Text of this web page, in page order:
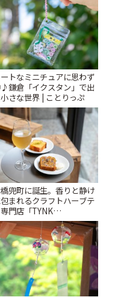
トなミニチュアに思わず
鎌倉「イクスタン」で出
さな世界 | ことりっぷ
兜町に誕生。香りと静け
まれるクラフトハーブテ
門店「TYNK
」 | ことりっぷ